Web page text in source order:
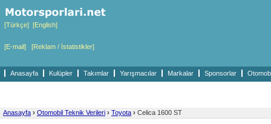
[Türkçe] [English]
[E-mail] [Reklam / İstatistikler]
Anasayfa Kulüpler Takımlar Yarışmacılar Markalar Sponsorlar
Anasayfa › Otomobil Teknik Verileri › Toyota › Celica 1600 ST